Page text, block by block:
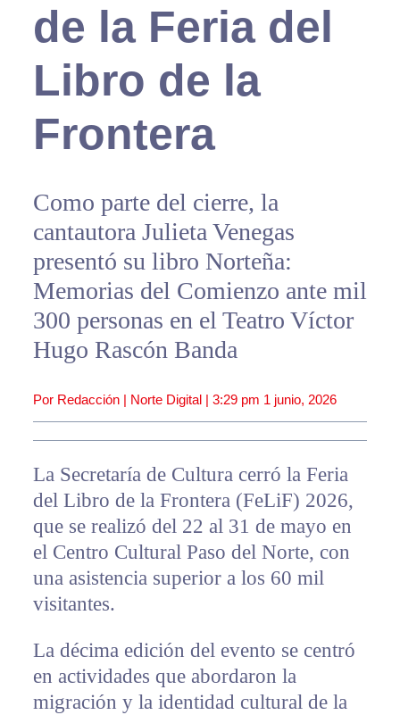
de la Feria del
Libro de la
Frontera
Como parte del cierre, la
cantautora Julieta Venegas
presentó su libro Norteña:
Memorias del Comienzo ante mil
300 personas en el Teatro Víctor
Hugo Rascón Banda
Por Redacción | Norte Digital | 3:29 pm 1 junio, 2026
La Secretaría de Cultura cerró la Feria
del Libro de la Frontera (FeLiF) 2026,
que se realizó del 22 al 31 de mayo en
el Centro Cultural Paso del Norte, con
una asistencia superior a los 60 mil
visitantes.
La décima edición del evento se centró
en actividades que abordaron la
migración y la identidad cultural de la